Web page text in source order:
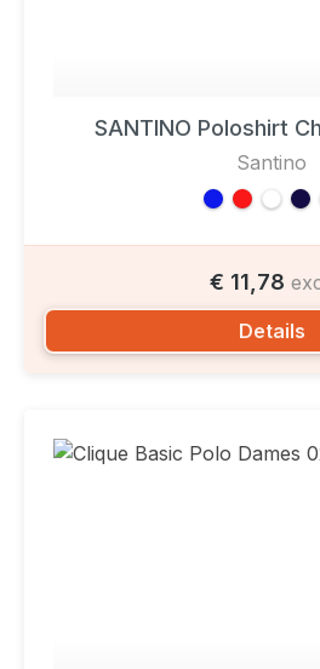
SANTINO Poloshirt
Santino
€ 11,78
Details